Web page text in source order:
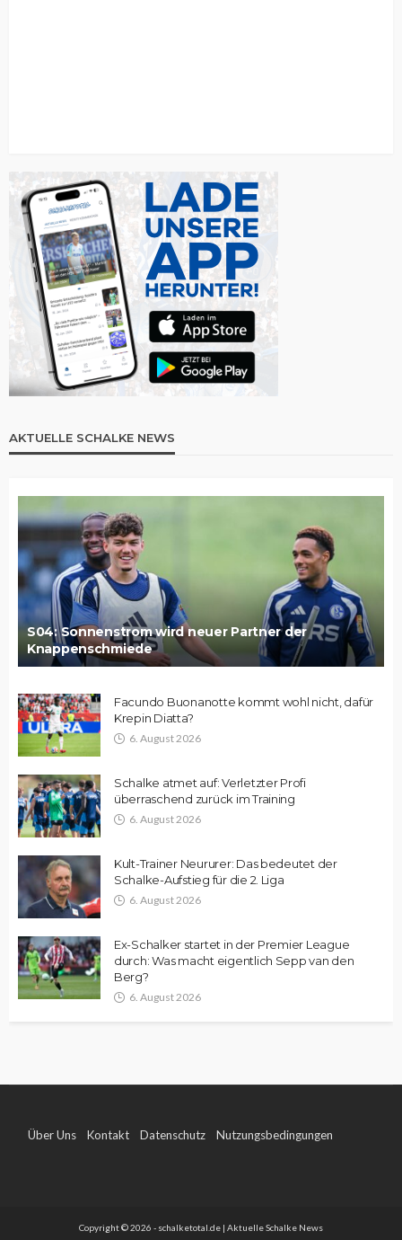
AKTUELLE SCHALKE NEWS
S04: Sonnenstrom wird neuer Partner der
Knappenschmiede
Facundo Buonanotte kommt wohl nicht, dafür
Krepin Diatta?
6. August 2026
Schalke atmet auf: Verletzter Profi
überraschend zurück im Training
6. August 2026
Kult-Trainer Neururer: Das bedeutet der
Schalke-Aufstieg für die 2. Liga
6. August 2026
Ex-Schalker startet in der Premier League
durch: Was macht eigentlich Sepp van den
Berg?
6. August 2026
Über Uns Kontakt Datenschutz Nutzungsbedingungen
Copyright © 2026 - schalketotal.de | Aktuelle Schalke News